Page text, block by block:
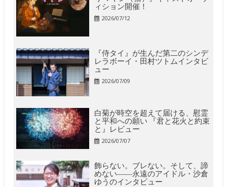
ィション開催！
2026/07/12
『侍タイ』が生んだ第二のシンデ
レラボーイ・田村ツトムインタビ
ュー
2026/07/09
白菊が時空を超えて届ける、慰霊
と平和への願い 『君と花火と約束
と』レビュー
2026/07/07
飾らない。ブレない。そして、諦
めない――永遠のアイドル・沙倉
ゆうのインタビュー